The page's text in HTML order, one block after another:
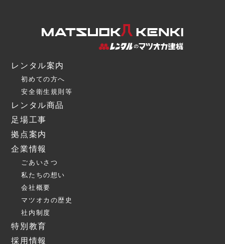
レンタル案内
初めての方へ
安全衛生規則等
レンタル商品
足場工事
拠点案内
企業情報
ごあいさつ
私たちの想い
会社概要
マツオカの歴史
社内制度
特別教育
採用情報